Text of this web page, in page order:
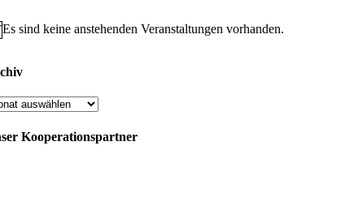
Es sind keine anstehenden Veranstaltungen vorhanden.
Kooperationspartner